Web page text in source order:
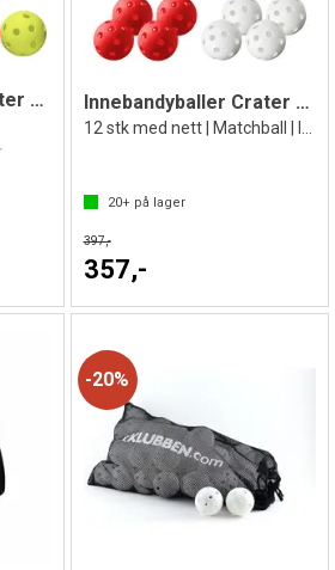
Innebandyballer Crater Unihoc
3.5 av 5 mulige
Innebandyballer Crater Unihoc
20+på lager
397,-
357,-
20%